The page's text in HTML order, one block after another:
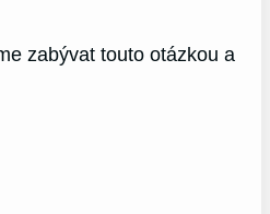
zabývat touto otázkou a